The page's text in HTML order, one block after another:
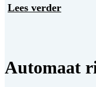
Lees verder
Automaat